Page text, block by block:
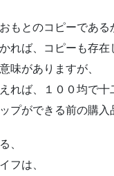
もとのコピーである
れば、コピーも存在
味がありますが、
れば、１００均で十
プができる前の購
、
フは、